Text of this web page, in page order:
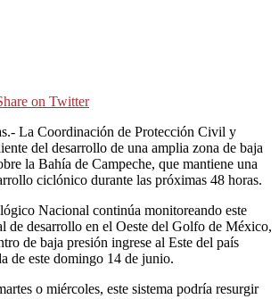
on Twitter
La Coordinación de Protección Civil y
del desarrollo de una amplia zona de baja
la Bahía de Campeche, que mantiene una
ciclónico durante las próximas 48 horas.
Nacional continúa monitoreando este
de desarrollo en el Oeste del Golfo de México,
de baja presión ingrese al Este del país
de este domingo 14 de junio.
o miércoles, este sistema podría resurgir